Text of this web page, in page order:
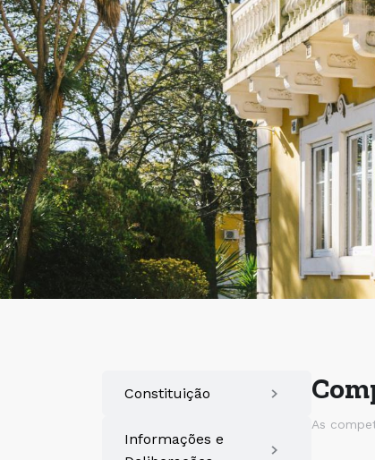
Constituição
Informações e
As